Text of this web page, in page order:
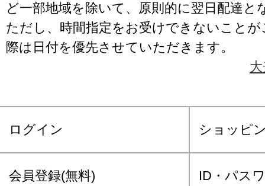
ど一部地域を除いて、原則的に翌日配達と
ただし、時間指定をお受けできないこと
際は日付を優先させていただきます。
ログイン ショッピ
会員登録(無料) ID・パス